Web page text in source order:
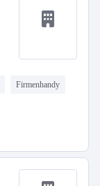
Firmenhandy